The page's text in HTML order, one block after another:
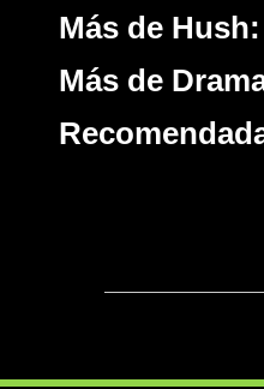
Más de
Más de